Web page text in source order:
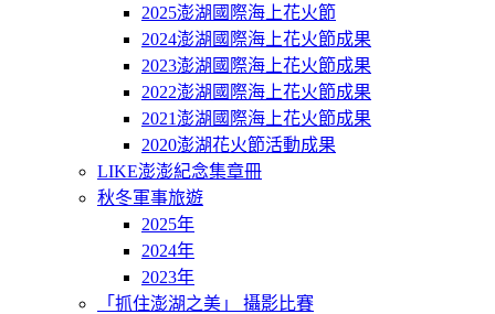
2025澎湖國際海上花火節
2024澎湖國際海上花火節成果
2023澎湖國際海上花火節成果
2022澎湖國際海上花火節成果
2021澎湖國際海上花火節成果
2020澎湖花火節活動成果
LIKE澎澎紀念集章冊
秋冬軍事旅遊
2025年
2024年
2023年
「抓住澎湖之美」 攝影比賽